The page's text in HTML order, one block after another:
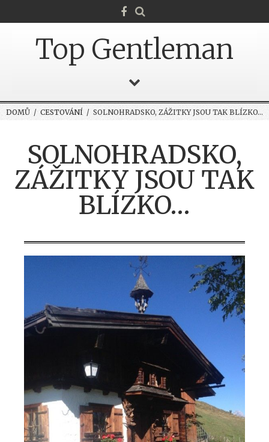
Top Gentleman
DOMŮ / CESTOVÁNÍ / SOLNOHRADSKO, ZÁŽITKY JSOU TAK BLÍZKO…
SOLNOHRADSKO,
ZÁŽITKY JSOU TAK
BLÍZKO…